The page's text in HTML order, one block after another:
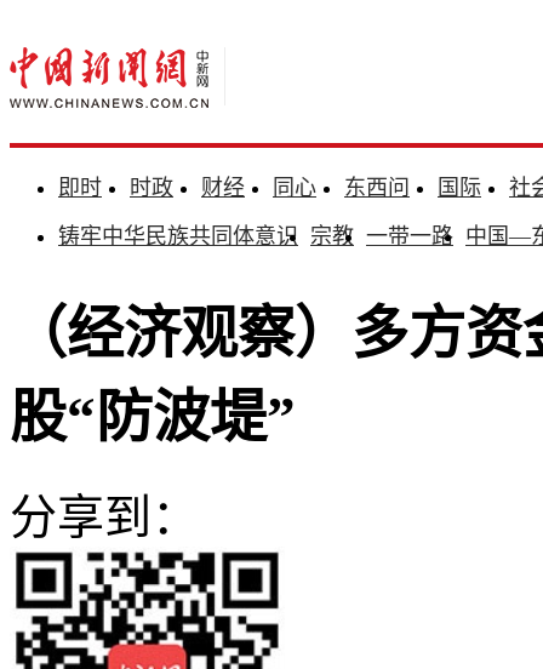
即时 时政 财经 同心 东西问 国际
社
铸牢中华民族共同体意识 宗教 一带一路 中国—
（经济观察）多方
股“防波堤”
分享到：